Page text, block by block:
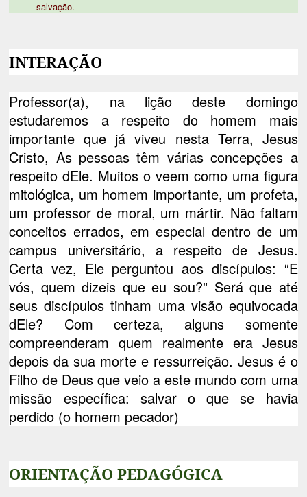
salvação.
INTERAÇÃO
Professor(a), na lição deste domingo
estudaremos a respeito do homem mais
importante que já viveu nesta Terra, Jesus
Cristo, As pessoas têm várias concepções a
respeito dEle. Muitos o veem como uma figura
mitológica, um homem importante, um profeta,
um professor de moral, um mártir. Não faltam
conceitos errados, em especial dentro de um
campus universitário, a respeito de Jesus.
Certa vez, Ele perguntou aos discípulos: “E
vós, quem dizeis que eu sou?” Será que até
seus discípulos tinham uma visão equivocada
dEle? Com certeza, alguns somente
compreenderam quem realmente era Jesus
depois da sua morte e ressurreição. Jesus é o
Filho de Deus que veio a este mundo com uma
missão específica: salvar o que se havia
perdido (o homem pecador)
ORIENTAÇÃO PEDAGÓGICA